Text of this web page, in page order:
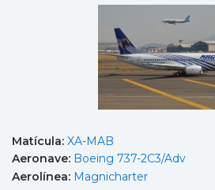
Matícula: XA-MAB
Aeronave: Boeing 737-2C3/Adv
Aerolínea: Magnicharter